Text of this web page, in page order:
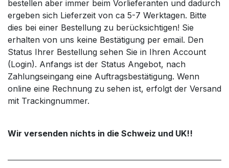
bestellen aber immer beim Vorlieferanten und dadurch
ergeben sich Lieferzeit von ca 5-7 Werktagen. Bitte
dies bei einer Bestellung zu berücksichtigen! Sie
erhalten von uns keine Bestätigung per email. Den
Status Ihrer Bestellung sehen Sie in Ihren Account
(Login). Anfangs ist der Status Angebot, nach
Zahlungseingang eine Auftragsbestätigung. Wenn
online eine Rechnung zu sehen ist, erfolgt der Versand
mit Trackingnummer.
Wir versenden níchts in die Schweiz und UK!!